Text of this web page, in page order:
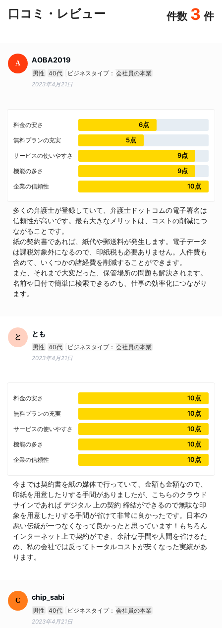
口コミ・レビュー 件数 3 件
A AOBA2019
男性 40代 ビジネスタイプ： 会社員の本業
2023年4月21日
料金の安さ 6点
無料プランの充実 5点
サービスの使いやすさ 9点
機能の多さ 9点
企業の信頼性 10点
多くの弁護士が登録していて、弁護士ドットコムの電子署名は
信頼性が高いです。最も大きなメリットは、コストの削減につ
ながることです。
紙の契約書であれば、紙代や郵送料が発生します。電子データ
は課税対象外になるので、印紙税も必要ありません。人件費も
含めて、いくつかの諸経費を削減することができます。
また、それまで大変だった、保管場所の問題も解決されます。
名前や日付で簡単に検索できるのも、仕事の効率化につながり
ます。
と とも
男性 40代 ビジネスタイプ： 会社員の本業
2023年4月21日
料金の安さ 10点
無料プランの充実 10点
サービスの使いやすさ 10点
機能の多さ 10点
企業の信頼性 10点
今までは契約書を紙の媒体で行っていて、金額も金額なので、
印紙を用意したりする手間がありましたが、こちらのクラウド
サインであれば デジタル 上の契約 締結ができるので無駄な印
象を用意したりする手間が省けて非常に良かったです。日本の
悪い伝統が一つなくなって良かったと思っています！もちろん
インターネット上で契約ができ、余計な手間や人間を省けるた
め、私の会社では反ってトータルコストが安くなった実績があ
ります。
C chip_sabi
男性 40代 ビジネスタイプ： 会社員の本業
2023年4月21日